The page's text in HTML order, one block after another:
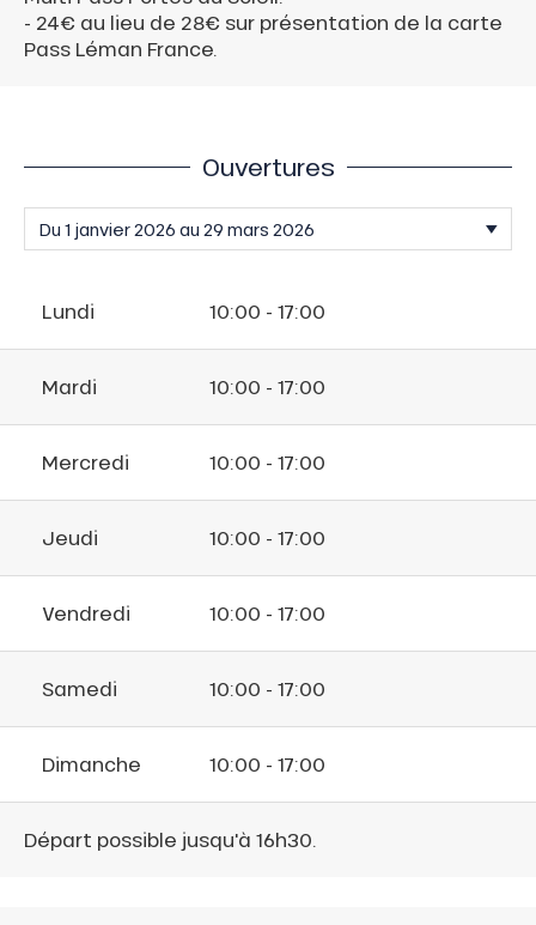
- 24€ au lieu de 28€ sur présentation de la carte
Pass Léman France.
Ouvertures
Lundi 10:00 - 17:00
Mardi 10:00 - 17:00
Mercredi 10:00 - 17:00
Jeudi 10:00 - 17:00
Vendredi 10:00 - 17:00
Samedi 10:00 - 17:00
Dimanche 10:00 - 17:00
Départ possible jusqu'à 16h30.